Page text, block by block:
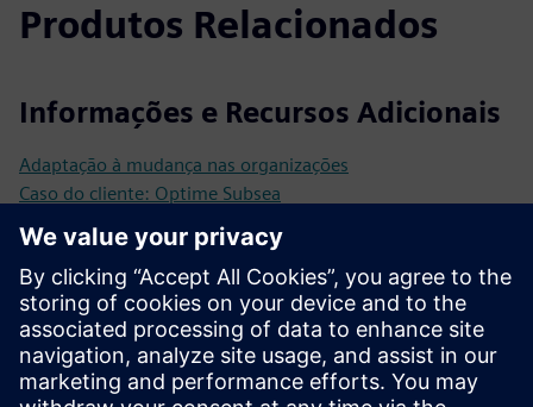
Produtos Relacionados
Informações e Recursos Adicionais
Adaptação à mudança nas organizações
Caso do cliente: Optime Subsea
Caso do cliente: NEL Hydrogen
CLEVR Consultoria Empresarial
Gestão do ciclo de vida do produto no fabrico
Otimize o seu desenvolvimento de produto com o
Teamcenter
Pré-requisitos